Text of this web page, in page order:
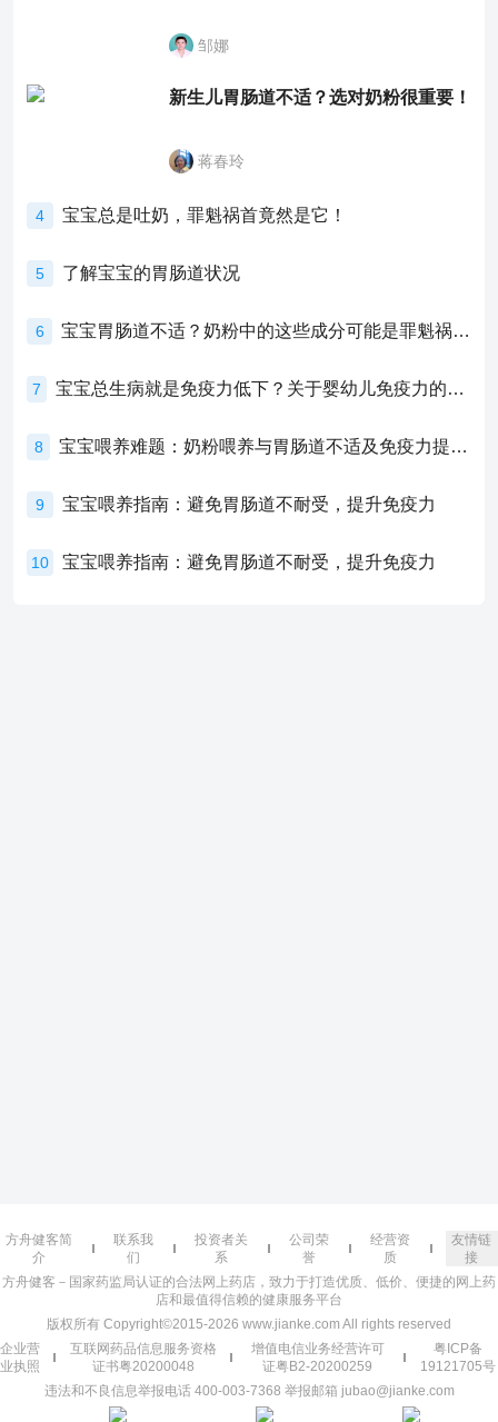
邹娜
新生儿胃肠道不适？选对奶粉很重要！
蒋春玲
4 宝宝总是吐奶，罪魁祸首竟然是它！
5 了解宝宝的胃肠道状况
6 宝宝胃肠道不适？奶粉中的这些成分可能是罪魁祸首！
7 宝宝总生病就是免疫力低下？关于婴幼儿免疫力的真相，家长必须了解！
8 宝宝喂养难题：奶粉喂养与胃肠道不适及免疫力提升的奥秘
9 宝宝喂养指南：避免胃肠道不耐受，提升免疫力
10 宝宝喂养指南：避免胃肠道不耐受，提升免疫力
方舟健客简
介
联系我
们
投资者关
系
公司荣
誉
经营资
质
友情链
接
方舟健客－国家药监局认证的合法网上药店，致力于打造优质、低价、便捷的网上药
店和最值得信赖的健康服务平台
版权所有 Copyright©2015-2026 www.jianke.com All rights reserved
企业营
业执照
互联网药品信息服务资格
证书粤20200048
增值电信业务经营许可
证粤B2-20200259
粤ICP备
19121705号
违法和不良信息举报电话 400-003-7368 举报邮箱 jubao@jianke.com